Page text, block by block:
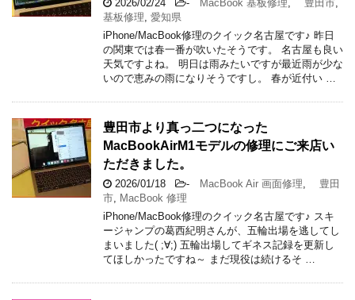
2026/02/24 - MacBook 基板修理 豊田市
基板修理 愛知県
iPhone/MacBook修理のクイック名古屋です♪ 昨日
の関東では春一番が吹いたそうです。 名古屋も良い
天気ですよね。 明日は雨みたいですが最近雨が少な
いので恵みの雨になりそうですし。 春が近付い …
豊田市より真っ二つになった
MacBookAirM1モデルの修理にご来店い
ただきました。
2026/01/18 - MacBook Air 画面修理
豊田
市 MacBook 修理
iPhone/MacBook修理のクイック名古屋です♪ スキ
ージャンプの葛西紀明さんが、五輪出場を逃してし
まいました( ;∀;) 五輪出場してギネス記録を更新し
てほしかったですね～ まだ現役は続けるそ …